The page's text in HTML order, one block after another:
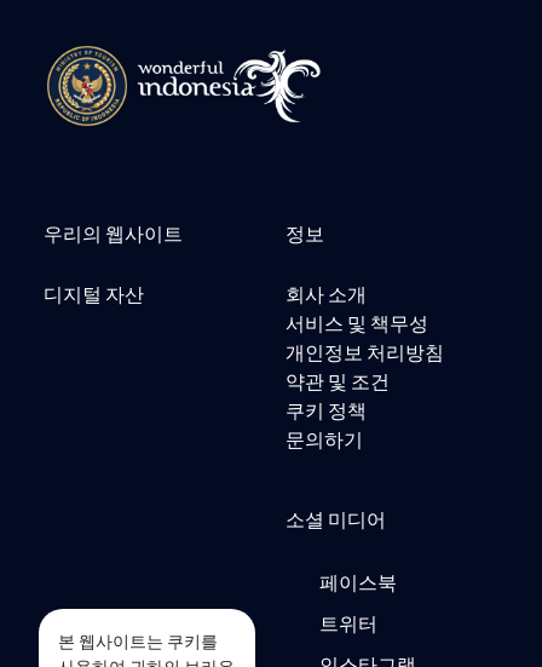
본 웹사이트는 쿠키를
우리의 웹사이트
디지털 자산
정보
회사 소개
서비스 및 책무성
개인정보 처리방침
약관 및 조건
쿠키 정책
문의하기
소셜 미디어
페이스북
트위터